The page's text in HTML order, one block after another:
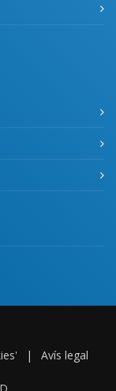
| Avís legal